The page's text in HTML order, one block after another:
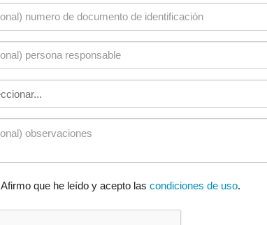
Afirmo que he leído y acepto lascondiciones de uso.